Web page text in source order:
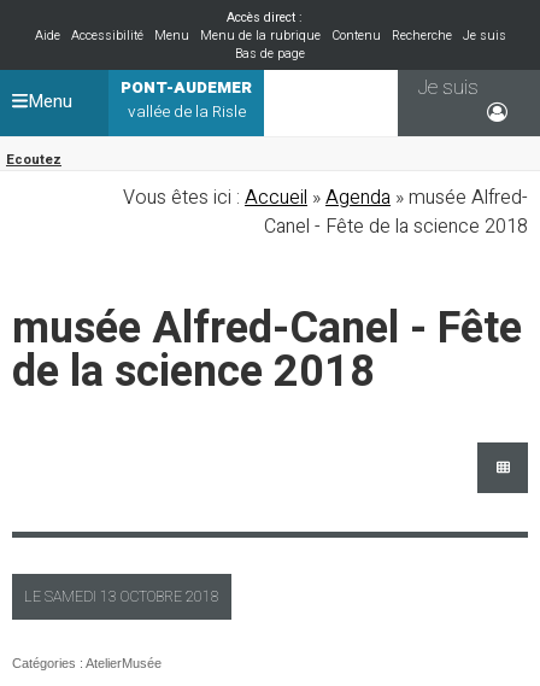
Accès direct :
Aide
Accessibilité Menu Menu de la rubrique Contenu Recherche
Je suis
Bas de page
PONT-AUDEMER
vallée de la Risle
Ecoutez
Je suis
Menu
Vous êtes ici : Accueil »Agenda » musée Alfred-
Canel - Fête de la science 2018
musée Alfred-Canel - Fête
de la science 2018
LESAMEDI 13 OCTOBRE 2018
Catégories : AtelierMusée